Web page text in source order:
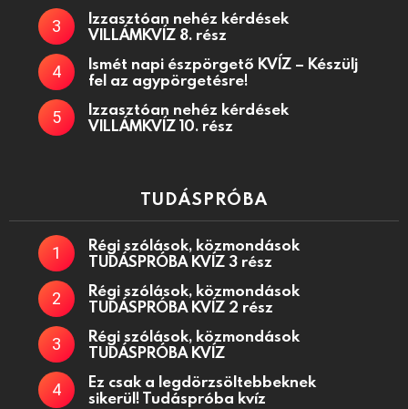
Izzasztóan nehéz kérdések
VILLÁMKVÍZ 8. rész
Ismét napi észpörgető KVÍZ – Készülj
fel az agypörgetésre!
Izzasztóan nehéz kérdések
VILLÁMKVÍZ 10. rész
TUDÁSPRÓBA
Régi szólások, közmondások
TUDÁSPRÓBA KVÍZ 3 rész
Régi szólások, közmondások
TUDÁSPRÓBA KVÍZ 2 rész
Régi szólások, közmondások
TUDÁSPRÓBA KVÍZ
Ez csak a legdörzsöltebbeknek
sikerül! Tudáspróba kvíz